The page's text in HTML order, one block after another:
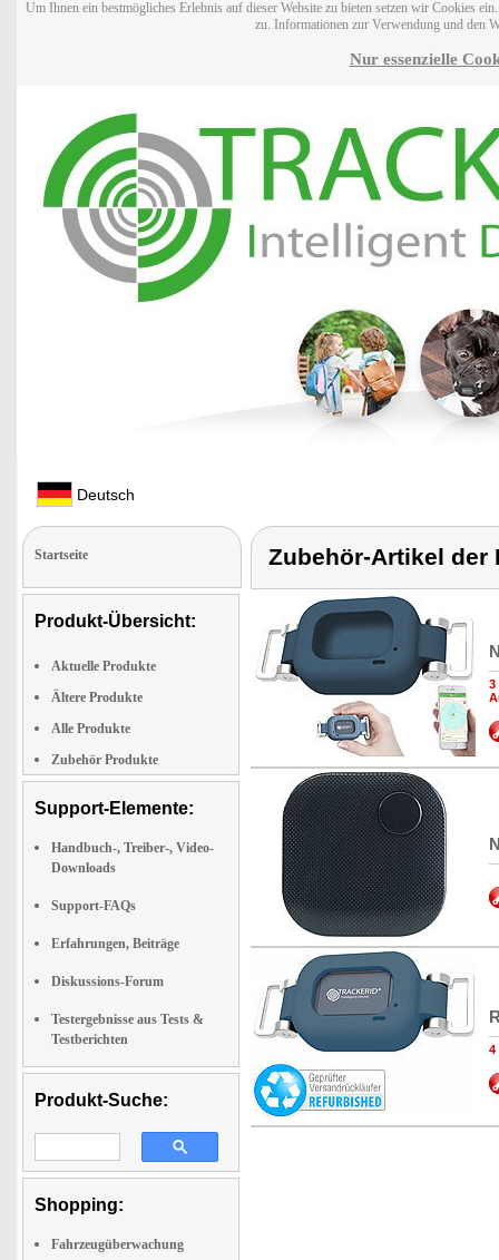
Um Ihnen ein bestmögliches Erlebnis auf dieser Website zu bieten setzen wir Cookies
zu. Informationen zur Verwendung und den
Nur essenzielle
Deutsch
Startseite
Produkt-Übersicht:
Aktuelle Produkte
Ältere Produkte
Alle Produkte
Zubehör Produkte
Support-Elemente:
Handbuch-, Treiber-, Video-
Downloads
Support-FAQs
Erfahrungen, Beiträge
Diskussions-Forum
Testergebnisse aus Tests &
Testberichten
Produkt-Suche:
Shopping:
Fahrzeugüberwachung
Zubehör-Artikel der
3
4